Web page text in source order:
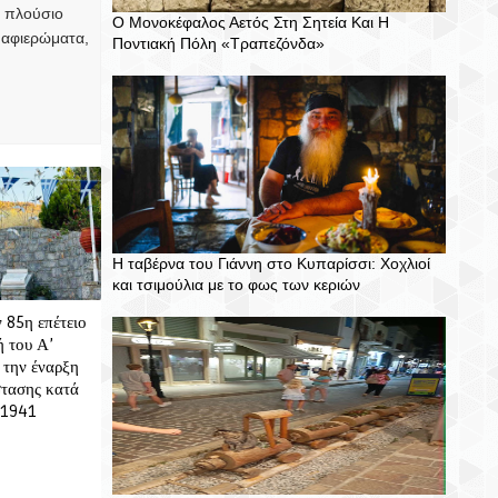
πλούσιο
επέτειο
του Α’
έναρξη
κατά
Ο Μονοκέφαλος Αετός Στη Σητεία Και Η
Ποντιακή Πόλη «Τραπεζόνδα»
Η ταβέρνα του Γιάννη στο Κυπαρίσσι: Χοχλιοί
και τσιμούλια με το φως των κεριών